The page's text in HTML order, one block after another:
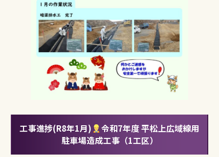
工事進捗(R8年1月)
令和7年度 平松上広域線用
駐車場造成工事（1工区）